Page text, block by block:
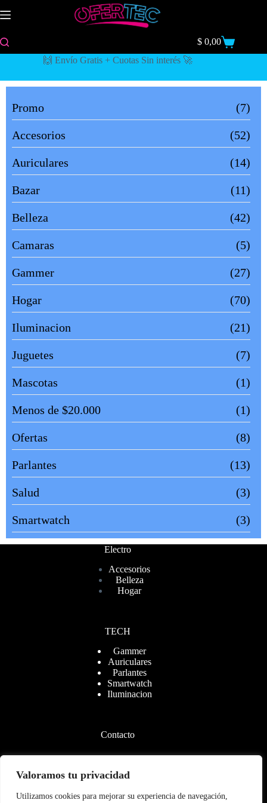
Valoramos tu privacidad
Utilizamos cookies para mejorar su experiencia de navegación,
$ 0,00
🙌 Envío Gratis + Cuotas Sin interés 🚀
Promo (7)
Accesorios (52)
Auriculares (14)
Bazar (11)
Belleza (42)
Camaras (5)
Gammer (27)
Hogar (70)
Iluminacion (21)
Juguetes (7)
Mascotas (1)
Menos de $20.000 (1)
Ofertas (8)
Parlantes (13)
Salud (3)
Smartwatch (3)
Electro
Accesorios
Belleza
Hogar
TECH
Gammer
Auriculares
Parlantes
Smartwatch
Iluminacion
Contacto
+54 9 2901567521